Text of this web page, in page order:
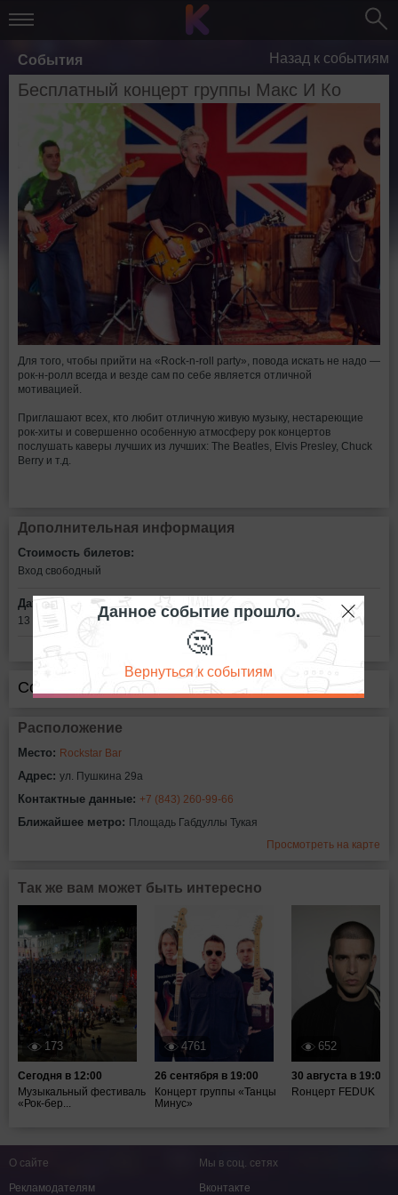
События Назад к событиям
Бесплатный концерт группы Макс И Ко
Для того, чтобы прийти на «Rock-n-roll party», повода искать не надо —
рок-н-ролл всегда и везде сам по себе является отличной
мотивацией.
Приглашают всех, кто любит отличную живую музыку, нестареющие
рок-хиты и совершенно особенную атмосферу рок концертов
послушать каверы лучших из лучших: The Beatles, Elvis Presley, Chuck
Berry и т.д.
Дополнительная информация
Стоимость билетов:
Вход свободный
Дата:
13 января в 21:00
Сообщить об ошибке
Расположение
Место: Rockstar Bar
Адрес: ул. Пушкина 29а
Контактные данные: +7 (843) 260-99-66
Ближайшее метро: Площадь Габдуллы Тукая
Просмотреть на карте
Так же вам может быть интересно
173
Сегодня в 12:00
Музыкальный фестиваль
«Рок-бер...
4761
26 сентября в 19:00
Концерт группы «Танцы
Минус»
652
30 августа в 19:00
Rонцерт FEDUK
Данное событие прошло.
🤔
Вернуться к событиям
О сайте
Рекламодателям
Мы в соц. сетях
Вконтакте